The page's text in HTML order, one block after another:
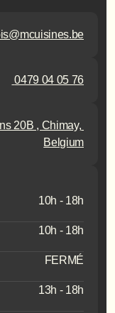
0479 04 05 76
20B , Chimay,
Belgium
10h - 18h
10h - 18h
FERMÉ
13h - 18h